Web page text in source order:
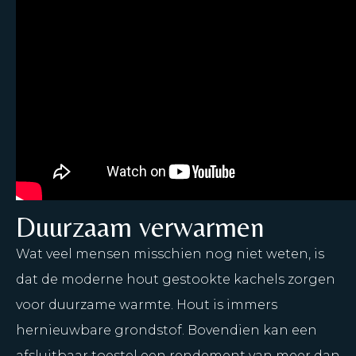
Duurzaam verwarmen
Wat veel mensen misschien nog niet weten, is
dat de moderne hout gestookte kachels zorgen
voor duurzame warmte. Hout is immers
hernieuwbare grondstof. Bovendien kan een